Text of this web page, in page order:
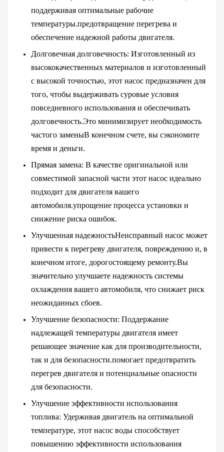
поддерживая оптимальные рабочие
температуры.предотвращение перегрева и
обеспечение надежной работы двигателя.
Долговечная долговечность: Изготовленный из
высококачественных материалов и изготовленный
с высокой точностью, этот насос предназначен для
того, чтобы выдерживать суровые условия
повседневного использования и обеспечивать
долговечность.Это минимизирует необходимость
частого заменыВ конечном счете, вы сэкономите
время и деньги.
Прямая замена: В качестве оригинальной или
совместимой запасной части этот насос идеально
подходит для двигателя вашего
автомобиля.упрощение процесса установки и
снижение риска ошибок.
Улучшенная надежностьНеисправный насос может
привести к перегреву двигателя, повреждению и, в
конечном итоге, дорогостоящему ремонту.Вы
значительно улучшаете надежность системы
охлаждения вашего автомобиля, что снижает риск
неожиданных сбоев.
Улучшение безопасности: Поддержание
надлежащей температуры двигателя имеет
решающее значение как для производительности,
так и для безопасности.помогает предотвратить
перегрев двигателя и потенциальные опасности
для безопасности.
Улучшение эффективности использования
топлива: Удерживая двигатель на оптимальной
температуре, этот насос воды способствует
повышению эффективности использования